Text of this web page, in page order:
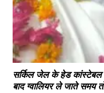
सर्किल जेल के हेड कांस्टेबल
बाद ग्वालियर ले जाते